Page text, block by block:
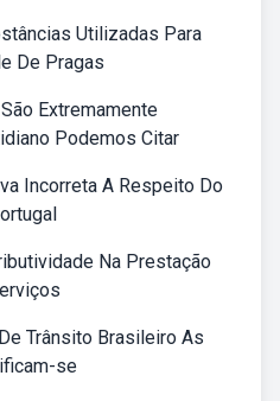
Utilizadas Para
De Pragas
Extremamente
Podemos Citar
Incorreta A Respeito Do
Na Prestação
Trânsito Brasileiro As
se